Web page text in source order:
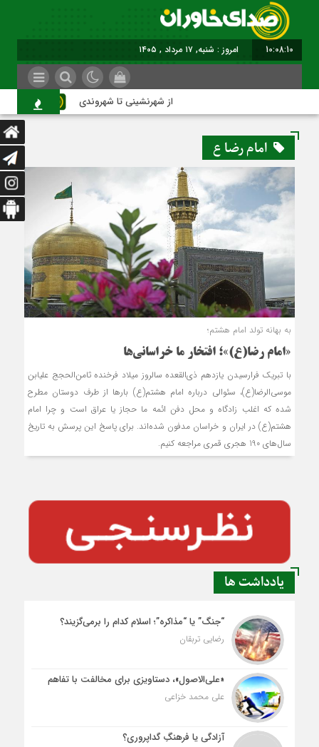
10:08:10 امروز : شنبه, ۱۷ مرداد , ۱۴۰۵
از شهرنشینی تا شهروندی
امام رضا ع
به بهانه تولد امام هشتم؛
«امام رضا(ع)»؛ افتخار ما خراسانی‌ها
با تبریک فرارسیدن یازدهم ذی‌القعده سالروز میلاد فرخنده ثامن‌الحجج علی‏ابن
موسی‌الرضا(ع)، سئوالی درباره امام هشتم(ع) بارها از طرف دوستان مطرح
شده که اغلب زادگاه و محل دفن ائمه ما حجاز یا عراق است و چرا امام
هشتم(ع) در ایران و خراسان مدفون شده‌اند. برای پاسخ این پرسش به تاریخ
سال‌های 190 هجری قمری مراجعه کنیم.
یادداشت ها
“جنگ” یا “مذاکره”؛ اسلام کدام را برمی‌گزیند؟
رضایی تربقان
«علی‌الاصول»، دستاویزی برای مخالفت با تفاهم
علی محمد خزاعی
آزادگی یا فرهنگِ گداپروری؟